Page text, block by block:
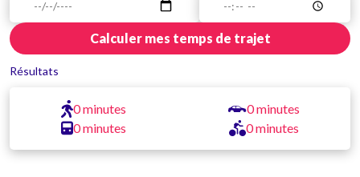
Calculer mes temps de trajet
Résultats
0 minutes
0 minutes
0 minutes
0 minutes